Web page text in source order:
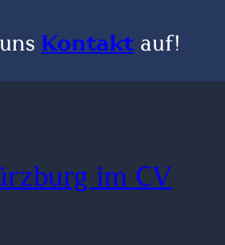
Kontakt auf!
im CV